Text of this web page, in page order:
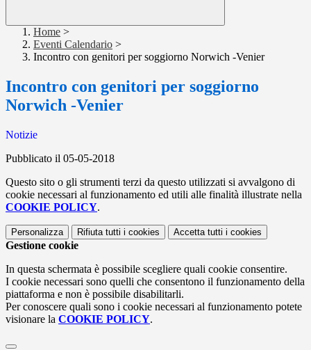
Home >
Eventi Calendario >
Incontro con genitori per soggiorno Norwich -Venier
Incontro con genitori per soggiorno
Norwich -Venier
Notizie
Pubblicato il 05-05-2018
Questo sito o gli strumenti terzi da questo utilizzati si avvalgono di
cookie necessari al funzionamento ed utili alle finalità illustrate nella
COOKIE POLICY.
Personalizza Rifiuta tutti i cookies Accetta tutti i cookies
Gestione cookie
In questa schermata è possibile scegliere quali cookie consentire.
I cookie necessari sono quelli che consentono il funzionamento della
piattaforma e non è possibile disabilitarli.
Per conoscere quali sono i cookie necessari al funzionamento potete
visionare la COOKIE POLICY.